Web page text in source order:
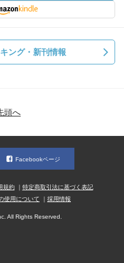
ング・新刊情報
頭へ
Facebookページ
規約
特定商取引法に基づく表記
使用について 採用情報
All Rights Reserved.